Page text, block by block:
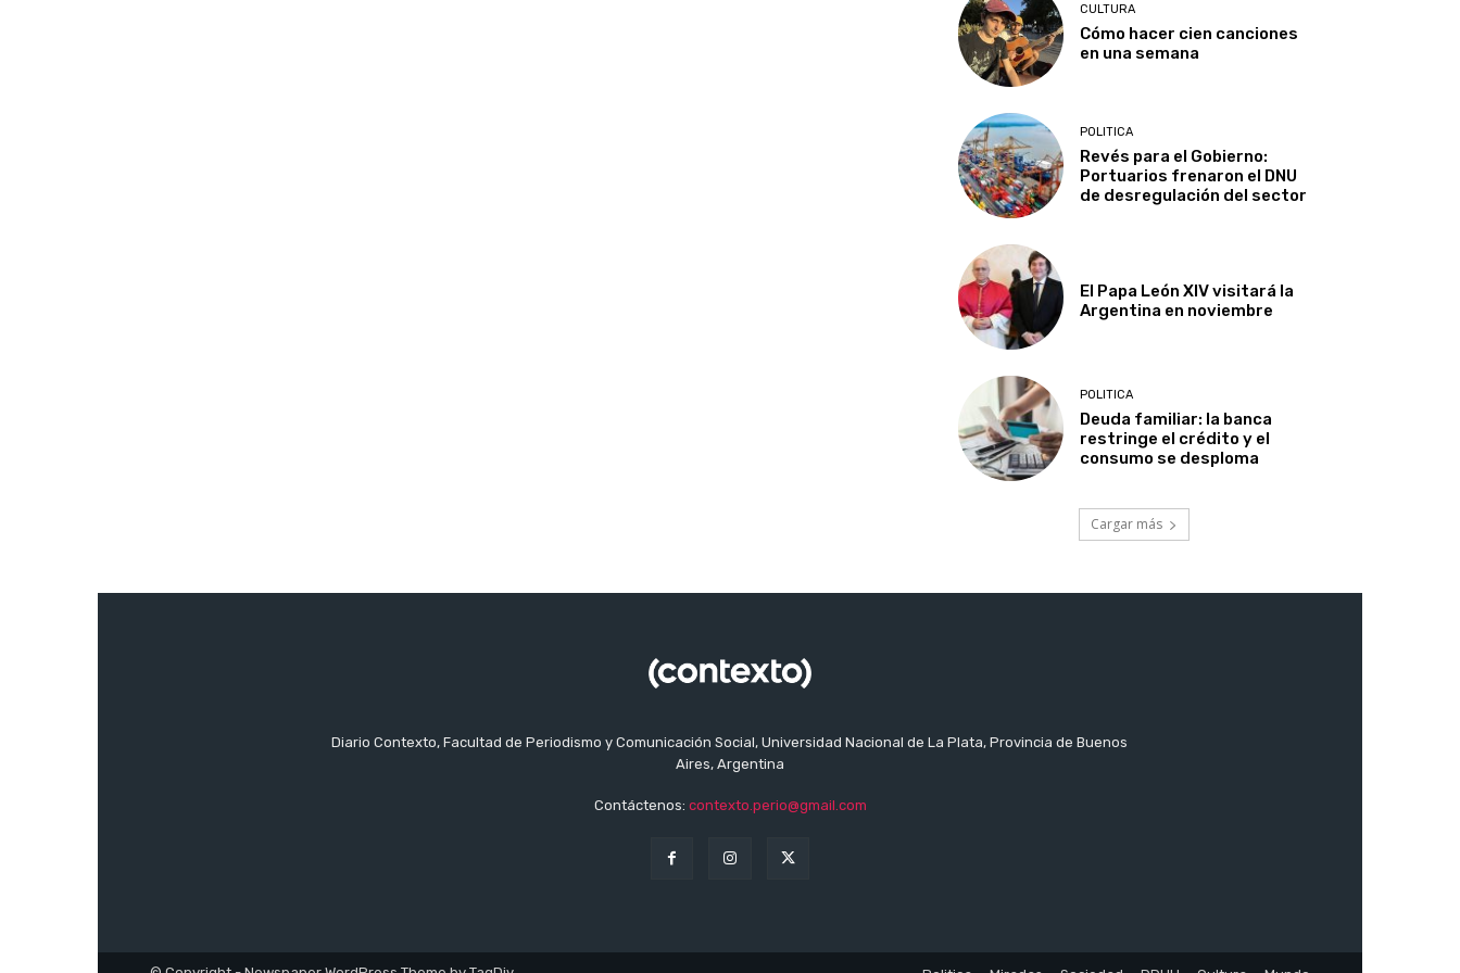
CULTURA
Cómo hacer cien canciones
en una semana
POLITICA
Revés para el Gobierno:
Portuarios frenaron el DNU
de desregulación del sector
El Papa León XIV visitará la
Argentina en noviembre
POLITICA
Deuda familiar: la banca
restringe el crédito y el
consumo se desploma
Cargar más
Diario Contexto, Facultad de Periodismo y Comunicación Social, Universidad Nacional de La Plata, Provincia de Buenos
Aires, Argentina
Contáctenos: contexto.perio@gmail.com